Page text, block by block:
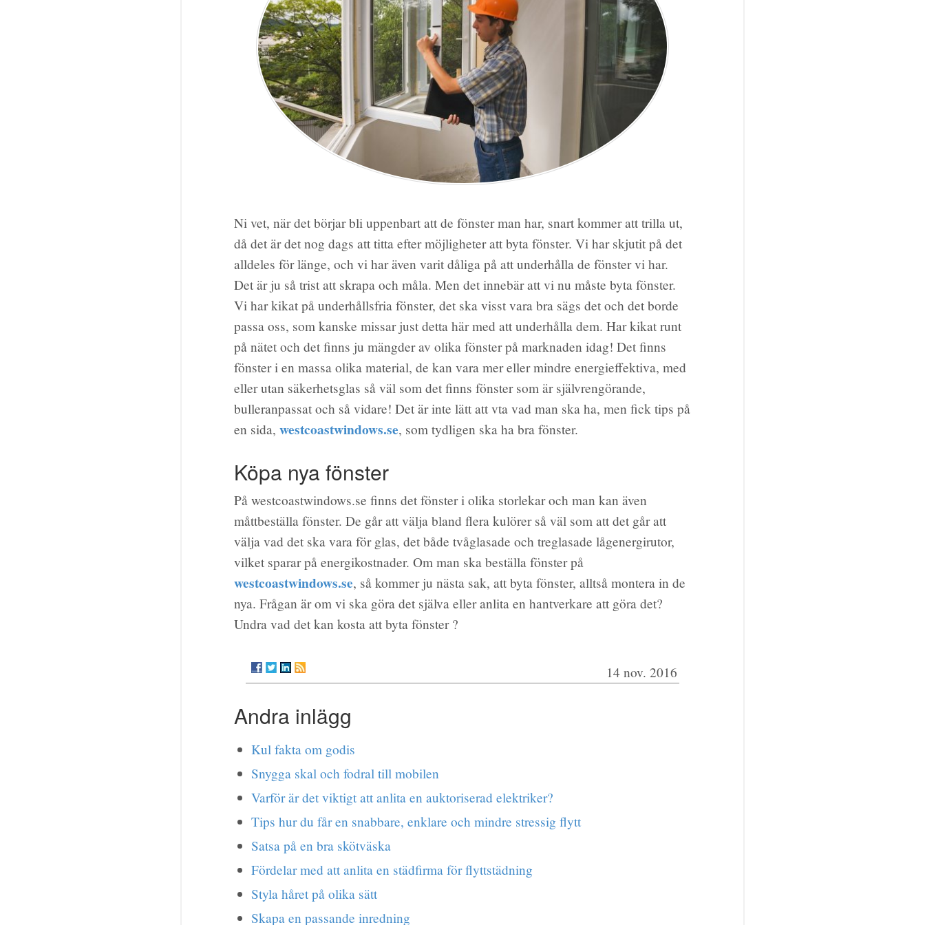
Ni vet, när det börjar bli uppenbart att de fönster man har, snart kommer att trilla ut,
då det är det nog dags att titta efter möjligheter att byta fönster. Vi har skjutit på det
alldeles för länge, och vi har även varit dåliga på att underhålla de fönster vi har.
Det är ju så trist att skrapa och måla. Men det innebär att vi nu måste byta fönster.
Vi har kikat på underhållsfria fönster, det ska visst vara bra sägs det och det borde
passa oss, som kanske missar just detta här med att underhålla dem. Har kikat runt
på nätet och det finns ju mängder av olika fönster på marknaden idag! Det finns
fönster i en massa olika material, de kan vara mer eller mindre energieffektiva, med
eller utan säkerhetsglas så väl som det finns fönster som är självrengörande,
bulleranpassat och så vidare! Det är inte lätt att vta vad man ska ha, men fick tips på
en sida,westcoastwindows.se, som tydligen ska ha bra fönster.
Köpa nya fönster
På westcoastwindows.se finns det fönster i olika storlekar och man kan även
måttbeställa fönster. De går att välja bland flera kulörer så väl som att det går att
välja vad det ska vara för glas, det både tvåglasade och treglasade lågenergirutor,
vilket sparar på energikostnader. Om man ska beställa fönster på
westcoastwindows.se, så kommer ju nästa sak, att byta fönster, alltså montera in de
nya. Frågan är om vi ska göra det själva eller anlita en hantverkare att göra det?
Undra vad det kan kosta att byta fönster ?
14 nov. 2016
Andra inlägg
Kul fakta om godis
Snygga skal och fodral till mobilen
Varför är det viktigt att anlita en auktoriserad elektriker?
Tips hur du får en snabbare, enklare och mindre stressig flytt
Satsa på en bra skötväska
Fördelar med att anlita en städfirma för flyttstädning
Styla håret på olika sätt
Skapa en passande inredning